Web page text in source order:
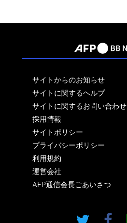
サイトからのお知らせ
サイトに関するヘルプ
サイトに関するお問い合わせ
採用情報
サイトポリシー
プライバシーポリシー
利用規約
運営会社
AFP通信会長ごあいさつ